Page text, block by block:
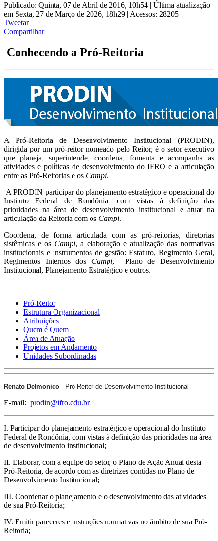
Publicado: Quinta, 07 de Abril de 2016, 10h54 | Última atualização
em Sexta, 27 de Março de 2026, 18h29 | Acessos: 28205
Tweetar
Compartilhar
Conhecendo a Pró-Reitoria
A Pró-Reitoria de Desenvolvimento Institucional (PRODIN),
dirigida por um pró-reitor nomeado pelo Reitor, é o setor executivo
que planeja, superintende, coordena, fomenta e acompanha as
atividades e políticas de desenvolvimento do IFRO e a articulação
entre as Pró-Reitorias e os Campi.
A PRODIN participar do planejamento estratégico e operacional do
Instituto Federal de Rondônia, com vistas à definição das
prioridades na área de desenvolvimento institucional e atuar na
articulação da Reitoria com os Campi.
Coordena, de forma articulada com as pró-reitorias, diretorias
sistêmicas e os Campi, a elaboração e atualização das normativas
institucionais e instrumentos de gestão: Estatuto, Regimento Geral,
Regimentos Internos dos Campi, Plano de Desenvolvimento
Institucional, Planejamento Estratégico e outros.
Pró-Reitor
Estrutura Organizacional
Atribuições
Quem é Quem
Área de Atuação
Projetos em Andamento
Unidades Subordinadas
Renato Delmonico - Pró-Reitor de Desenvolvimento Institucional
E-mail: prodin@ifro.edu.br
I. Participar do planejamento estratégico e operacional do Instituto
Federal de Rondônia, com vistas à definição das prioridades na área
de desenvolvimento institucional;
II. Elaborar, com a equipe do setor, o Plano de Ação Anual desta
Pró-Reitoria, de acordo com as diretrizes contidas no Plano de
Desenvolvimento Institucional;
III. Coordenar o planejamento e o desenvolvimento das atividades
de sua Pró-Reitoria;
IV. Emitir pareceres e instruções normativas no âmbito de sua Pró-
Reitoria;